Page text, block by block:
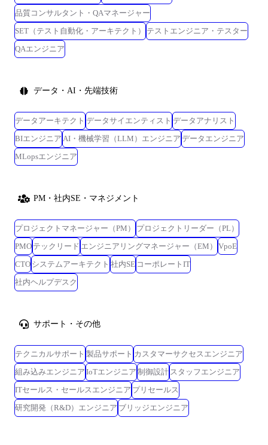
品質コンサルタント・QAマネージャー
SET（テスト自動化・アーキテクト）
テストエンジニア・テスター
QAエンジニア
データ・AI・先端技術
データアーキテクト データサイエンティスト データアナリスト
BIエンジニア AI・機械学習（LLM）エンジニア データエンジニア
MLopsエンジニア
PM・社内SE・マネジメント
プロジェクトマネージャー（PM）
プロジェクトリーダー（PL）
PMO テックリード エンジニアリングマネージャー（EM）
VpoE
CTO システムアーキテクト 社内SE コーポレートIT
社内ヘルプデスク
サポート・その他
テクニカルサポート 製品サポート カスタマーサクセスエンジニア
組み込みエンジニア IoTエンジニア 制御設計 スタッフエンジニア
ITセールス・セールスエンジニア プリセールス
研究開発（R&D）エンジニア ブリッジエンジニア